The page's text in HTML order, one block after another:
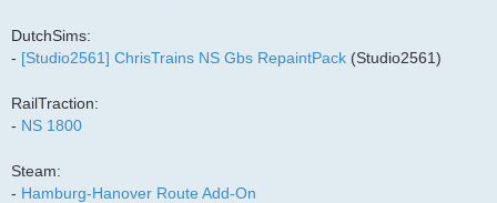
DutchSims:
- [Studio2561] ChrisTrains NS Gbs RepaintPack (Studio2561)
RailTraction:
- NS 1800
Steam:
- Hamburg-Hanover Route Add-On